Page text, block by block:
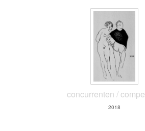
concurrenten /
2018